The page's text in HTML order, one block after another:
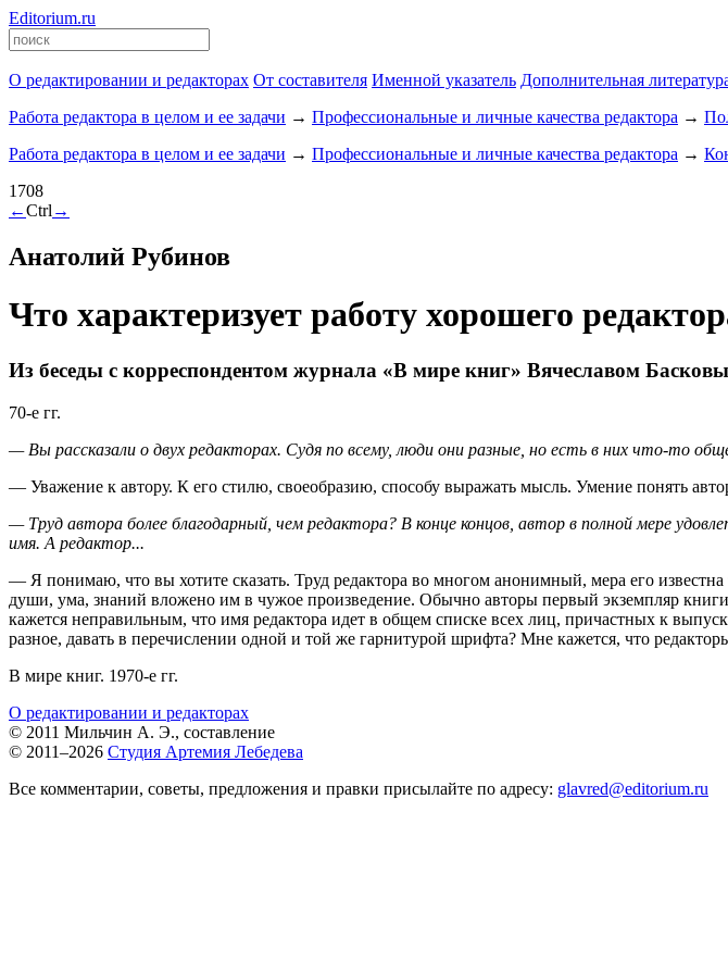
Editorium.ru
О редактировании и редакторах От составителя Именной указатель Дополнительная
Работа редактора в целом и ее задачи → Профессиональные и личные качества редактора →
Работа редактора в целом и ее задачи → Профессиональные и личные качества редактора →
1708
←Ctrl →
Анатолий Рубинов
Что характеризует работу хорошего
Из беседы с корреспондентом журнала «В мире книг» Вячеславом
70-е гг.
— Вы рассказали о двух редакторах. Судя по всему, люди они разные, но есть в них что-то
— Уважение к автору. К его стилю, своеобразию, способу выражать мысль. Умение понять
— Труд автора более благодарный, чем редактора? В конце концов, автор в полной мере
имя. А редактор...
— Я понимаю, что вы хотите сказать. Труд редактора во многом анонимный, мера его
души, ума, знаний вложено им в чужое произведение. Обычно авторы первый экземпляр
кажется неправильным, что имя редактора идет в общем списке всех лиц, причастных к
разное, давать в перечислении одной и той же гарнитурой шрифта? Мне кажется, что
В мире книг. 1970-е гг.
О редактировании и редакторах
© 2011 Мильчин А. Э., составление
© 2011–2026 Студия Артемия Лебедева
Все комментарии, советы, предложения и правки присылайте по адресу: glavred@editorium.ru